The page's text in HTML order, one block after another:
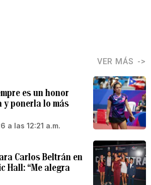
VER MÁS
es un honor
y ponerla lo más
a las 12:21 a.m.
Carlos Beltrán en
Hall: “Me alegra